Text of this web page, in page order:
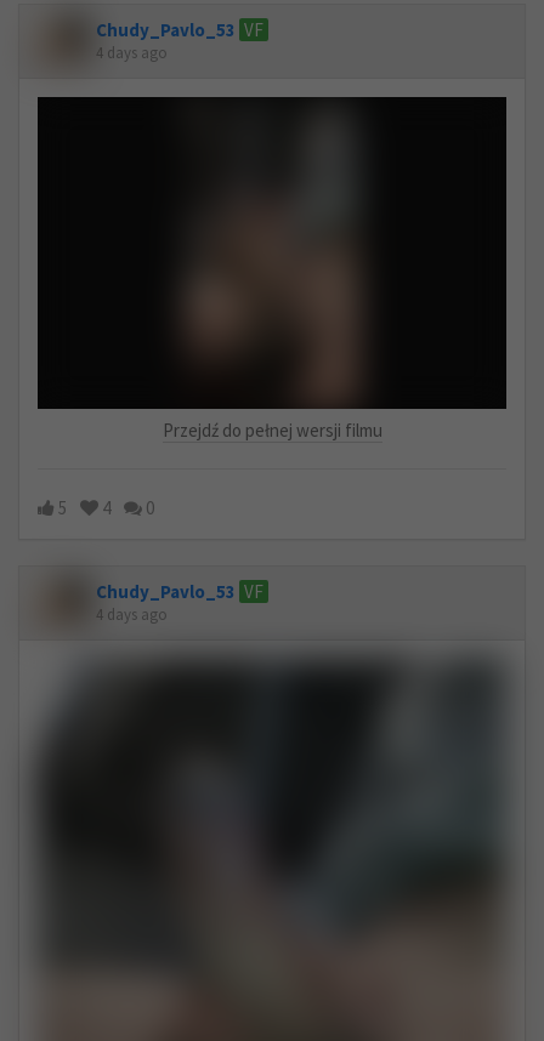
Chudy_Pavlo_53 VF
4 days ago
Przejdź do pełnej wersji filmu
5 4 0
Chudy_Pavlo_53 VF
4 days ago